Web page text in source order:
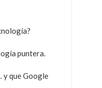
puntera.
y que Google